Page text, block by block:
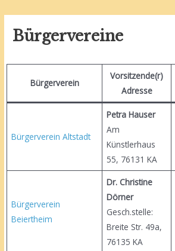
Bürgervereine
Bürgerverein
Vorsitzende(r)
Adresse
Bürgerverein Altstadt
Petra Hauser
Am
Künstlerhaus
55, 76131 KA
Bürgerverein
Beiertheim
Dr. Christine
Dörner
Gesch.stelle:
Breite Str. 49a,
76135 KA